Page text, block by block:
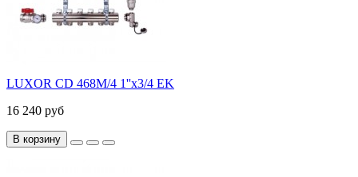
LUXOR CD 468M/4 1''х3/4 EK
16 240 руб
В корзину